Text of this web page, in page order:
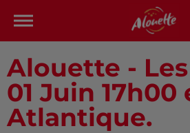
Alouette -
01 Juin 17h00
Atlantique.